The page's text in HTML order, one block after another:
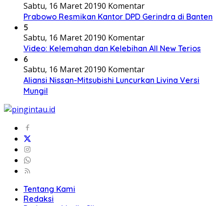
Sabtu, 16 Maret 20190 Komentar
Prabowo Resmikan Kantor DPD Gerindra di Banten
5
Sabtu, 16 Maret 20190 Komentar
Video: Kelemahan dan Kelebihan All New Terios
6
Sabtu, 16 Maret 20190 Komentar
Aliansi Nissan-Mitsubishi Luncurkan Livina Versi
Mungil
Tentang Kami
Redaksi